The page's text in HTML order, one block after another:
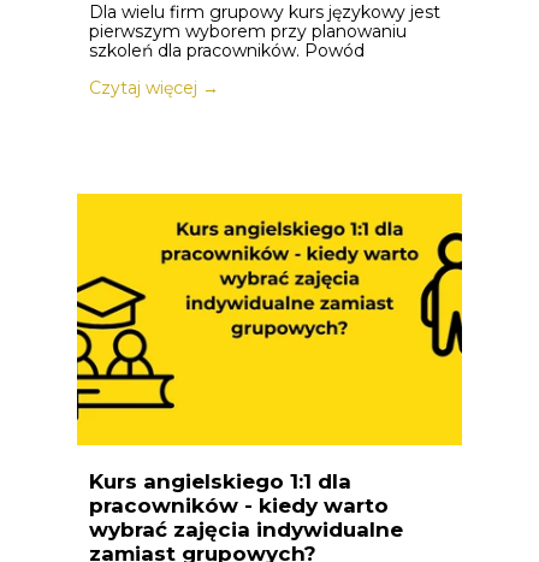
Dla wielu firm grupowy kurs językowy jest
pierwszym wyborem przy planowaniu
szkoleń dla pracowników. Powód
Czytaj więcej →
Kurs angielskiego 1:1 dla
pracowników - kiedy warto
wybrać zajęcia indywidualne
zamiast grupowych?